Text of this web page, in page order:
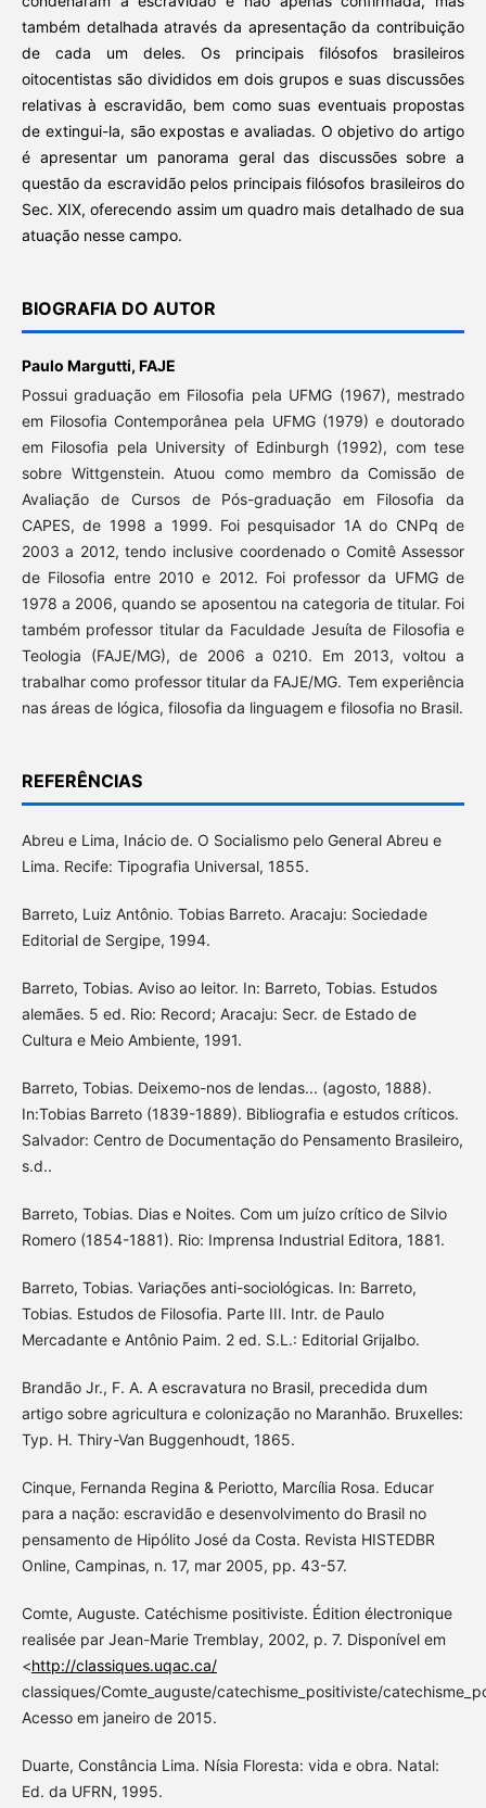
também detalhada através da apresentação da contribuição
de cada um deles. Os principais filósofos brasileiros
oitocentistas são divididos em dois grupos e suas discussões
relativas à escravidão, bem como suas eventuais propostas
de extingui-la, são expostas e avaliadas. O objetivo do artigo
é apresentar um panorama geral das discussões sobre a
questão da escravidão pelos principais filósofos brasileiros do
Sec. XIX, oferecendo assim um quadro mais detalhado de sua
atuação nesse campo.
BIOGRAFIA DO AUTOR
Paulo Margutti, FAJE
Possui graduação em Filosofia pela UFMG (1967), mestrado
em Filosofia Contemporânea pela UFMG (1979) e doutorado
em Filosofia pela University of Edinburgh (1992), com tese
sobre Wittgenstein. Atuou como membro da Comissão de
Avaliação de Cursos de Pós-graduação em Filosofia da
CAPES, de 1998 a 1999. Foi pesquisador 1A do CNPq de
2003 a 2012, tendo inclusive coordenado o Comitê Assessor
de Filosofia entre 2010 e 2012. Foi professor da UFMG de
1978 a 2006, quando se aposentou na categoria de titular. Foi
também professor titular da Faculdade Jesuíta de Filosofia e
Teologia (FAJE/MG), de 2006 a 0210. Em 2013, voltou a
trabalhar como professor titular da FAJE/MG. Tem experiência
nas áreas de lógica, filosofia da linguagem e filosofia no Brasil.
REFERÊNCIAS
Abreu e Lima, Inácio de. O Socialismo pelo General Abreu e
Lima. Recife: Tipografia Universal, 1855.
Barreto, Luiz Antônio. Tobias Barreto. Aracaju: Sociedade
Editorial de Sergipe, 1994.
Barreto, Tobias. Aviso ao leitor. In: Barreto, Tobias. Estudos
alemães. 5 ed. Rio: Record; Aracaju: Secr. de Estado de
Cultura e Meio Ambiente, 1991.
Barreto, Tobias. Deixemo-nos de lendas... (agosto, 1888).
In:Tobias Barreto (1839-1889). Bibliografia e estudos críticos.
Salvador: Centro de Documentação do Pensamento Brasileiro,
s.d..
Barreto, Tobias. Dias e Noites. Com um juízo crítico de Silvio
Romero (1854-1881). Rio: Imprensa Industrial Editora, 1881.
Barreto, Tobias. Variações anti-sociológicas. In: Barreto,
Tobias. Estudos de Filosofia. Parte III. Intr. de Paulo
Mercadante e Antônio Paim. 2 ed. S.L.: Editorial Grijalbo.
Brandão Jr., F. A. A escravatura no Brasil, precedida dum
artigo sobre agricultura e colonização no Maranhão. Bruxelles:
Typ. H. Thiry-Van Buggenhoudt, 1865.
Cinque, Fernanda Regina & Periotto, Marcília Rosa. Educar
para a nação: escravidão e desenvolvimento do Brasil no
pensamento de Hipólito José da Costa. Revista HISTEDBR
Online, Campinas, n. 17, mar 2005, pp. 43-57.
Comte, Auguste. Catéchisme positiviste. Édition électronique
realisée par Jean-Marie Tremblay, 2002, p. 7. Disponível em
<http://classiques.uqac.ca/
classiques/Comte_auguste/catechisme_positiviste/
Acesso em janeiro de 2015.
Duarte, Constância Lima. Nísia Floresta: vida e obra. Natal:
Ed. da UFRN, 1995.